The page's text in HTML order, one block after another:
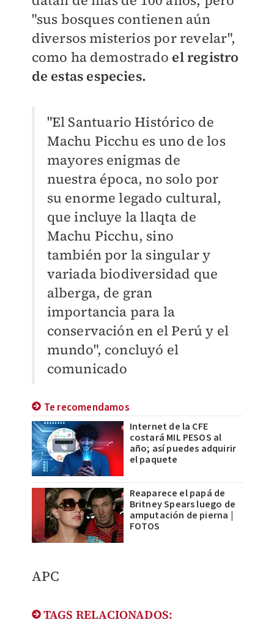
"sus bosques contienen aún
diversos misterios por revelar",
como ha demostrado el registro
de estas especies.
"El Santuario Histórico de
Machu Picchu es uno de los
mayores enigmas de
nuestra época, no solo por
su enorme legado cultural,
que incluye la llaqta de
Machu Picchu, sino
también por la singular y
variada biodiversidad que
alberga, de gran
importancia para la
conservación en el Perú y el
mundo", concluyó el
comunicado
Te recomendamos
Internet de la CFE
costará MIL PESOS al
año; así puedes adquirir
el paquete
Reaparece el papá de
Britney Spears luego de
amputación de pierna |
FOTOS
APC
TAGS RELACIONADOS: